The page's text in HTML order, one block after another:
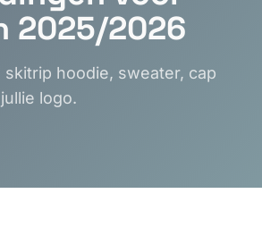
2025/2026
skitrip hoodie, sweater, cap
logo.